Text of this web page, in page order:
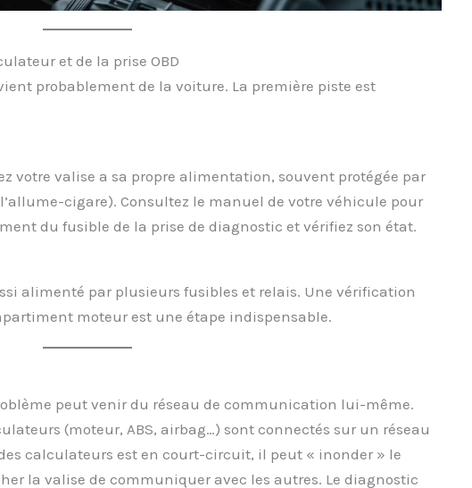
et de la prise OBD
probablement de la voiture. La première piste est
votre valise a sa propre alimentation, souvent protégée par
cigare). Consultez le manuel de votre véhicule pour
du fusible de la prise de diagnostic et vérifiez son état.
alimenté par plusieurs fusibles et relais. Une vérification
moteur est une étape indispensable.
peut venir du réseau de communication lui-même.
(moteur, ABS, airbag…) sont connectés sur un réseau
calculateurs est en court-circuit, il peut « inonder » le
la valise de communiquer avec les autres. Le diagnostic